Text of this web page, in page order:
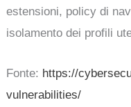
estensioni, policy di
isolamento dei profili
Fonte: https://
vulnerabilities/